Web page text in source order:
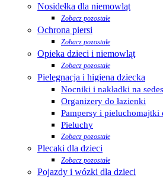
Nosidełka dla niemowląt
Zobacz pozostałe
Ochrona piersi
Zobacz pozostałe
Opieka dzieci i niemowląt
Zobacz pozostałe
Pielęgnacja i higiena dziecka
Nocniki i nakładki na
Organizery do łazienki
Pampersy i pieluchomajtki
Pieluchy
Zobacz pozostałe
Plecaki dla dzieci
Zobacz pozostałe
Pojazdy i wózki dla dzieci